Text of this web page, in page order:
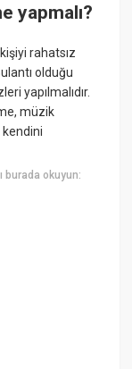
yapmalı?
rahatsız
olduğu
yapılmalıdır.
müzik
burada okuyun: